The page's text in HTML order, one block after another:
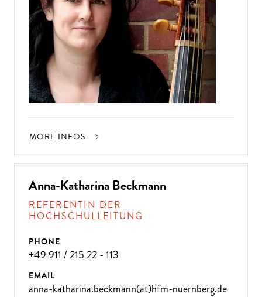
MORE INFOS
Anna-Katharina Beckmann
REFERENTIN DER
HOCHSCHULLEITUNG
PHONE
+49 911 / 215 22 - 113
EMAIL
anna-katharina.beckmann(at)hfm-nuernberg.de